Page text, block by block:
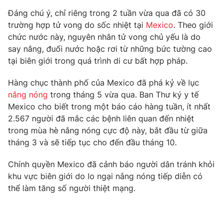
Câu chuyện quốc tế
Tài chính
Thị trường
Góc doanh nghiệp
Dữ liệu và đời sống
Truyền hình
Hậu trường
Nhân vật
Khán giả
Giải trí
Điện ảnh
Âm nhạc
Sao
Đời sống
Du lịch
Làm đẹp
Chất lượng cuộc sống
Giáo dục
Tuyển sinh
Học trực tuyến
Công nghệ
Hitech Công nghệ tương lai
Giao lưu trực tuyến
Đáng chú ý, chỉ riêng trong 2 tuần vừa qua đã có 30
trường hợp tử vong do sốc nhiệt tại Mexico. Theo giới
chức nước này, nguyên nhân tử vong chủ yếu là do
say nắng, đuối nước hoặc rơi từ những bức tường cao
tại biên giới trong quá trình di cư bất hợp pháp.
Hàng chục thành phố của Mexico đã phá kỷ về lục
nắng nóng trong tháng 5 vừa qua. Ban Thư ký y tế
Mexico cho biết trong một báo cáo hàng tuần, ít nhất
2.567 người đã mắc các bệnh liên quan đến nhiệt
trong mùa hè nắng nóng cực độ này, bắt đầu từ giữa
tháng 3 và sẽ tiếp tục cho đến đầu tháng 10.
Chính quyền Mexico đã cảnh báo người dân tránh khỏi
khu vực biên giới do lo ngại nắng nóng tiếp diễn có
thể làm tăng số người thiệt mạng.